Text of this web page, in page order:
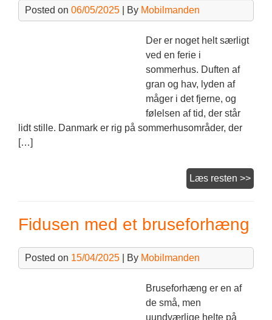
Posted on 06/05/2025 | By Mobilmanden
Der er noget helt særligt
ved en ferie i
sommerhus. Duften af
gran og hav, lyden af
måger i det fjerne, og
følelsen af tid, der står
lidt stille. Danmark er rig på sommerhusområder, der
[…]
Læs resten >>
Fidusen med et bruseforhæng
Posted on 15/04/2025 | By Mobilmanden
Bruseforhæng er en af
de små, men
uundværlige helte på